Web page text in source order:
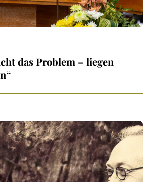
das Problem – liegen